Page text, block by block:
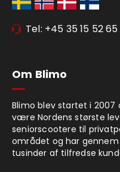
Tel: +45 35 15 52 65
Om Blimo
Blimo blev startet i 2007
være Nordens største
seniorscootere til
området og har
tusinder af tilfredse